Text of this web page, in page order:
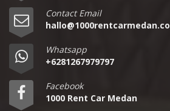
Contact Email
Whatsapp
+6281267979797
Facebook
1000 Rent Car Medan